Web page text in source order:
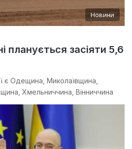
Новини
планується засіяти 5,6
є Одещина, Миколаївщина,
Хмельниччина, Вінниччина